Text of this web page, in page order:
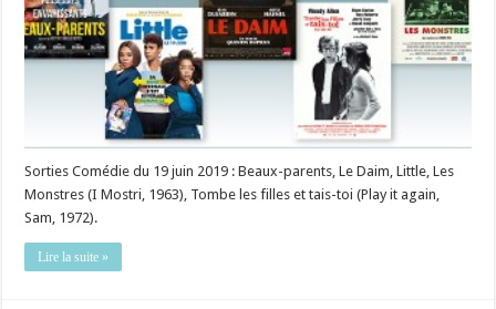
Sorties Comédie du 19 juin 2019 : Beaux-parents, Le Daim, Little, Les
Monstres (I Mostri, 1963), Tombe les filles et tais-toi (Play it again,
Sam, 1972).
Lire la suite »